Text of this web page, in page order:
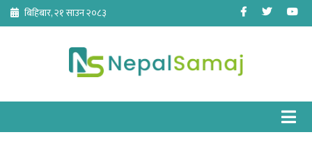
Skip
content
बिहिबार, २१ साउन २०८३ Facebook
Twitter